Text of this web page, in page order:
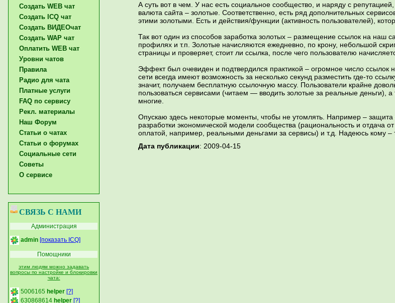
Создать WEB чат
Создать ICQ чат
Создать ВИДЕОчат
Создать WAP чат
Оплатить WEB чат
Уровни чатов
Правила
Радио для чата
Платные услуги
FAQ по сервису
Рекл. материалы
Наш Форум
Статьи о чатах
Статьи о форумах
Социальные сети
Советы
О сервисе
СВЯЗЬ С НАМИ
Администрация
admin [показать ICQ]
Помощники
этим людям можно задавать
вопросы по настройке и блокировки
чата:
5006165 helper [?]
630868614 helper [?]
А суть вот в чем. У нас есть социальное сообщество, и наряду с
валюта сайта – золотые. Соответственно, есть ряд дополнительных
этими золотыми. Есть и действия/функции (активность пользователей),
Так вот один из способов заработка золотых – размещение ссылок на наш
профилях и т.п. Золотые начисляются ежедневно, по крону, небольшой
страницы и проверяет, стоит ли ссылка, после чего пользователю
Эффект был очевиден и подтвердился практикой – огромное число ссылок
сети всегда имеют возможность за несколько секунд разместить где-то
значит, получаем бесплатную ссылочную массу. Пользователи крайне
пользоваться сервисами (читаем — вводить золотые за реальные деньги),
многие.
Опускаю здесь некоторые моменты, чтобы не утомлять. Например – защита
разработки экономической модели сообщества (рациональность и отдача
оплатой, например, реальными деньгами за сервисы) и т.д. Надеюсь кому –
Дата публикации: 2009-04-15